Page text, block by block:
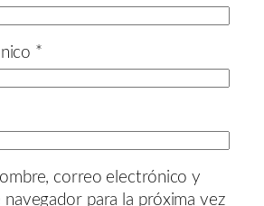
*
correo electrónico y
para la próxima vez